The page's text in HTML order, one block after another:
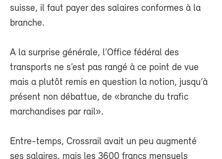
suisse, il faut payer des salaires conformes à la
branche.
A la surprise générale, l’Office fédéral des
transports ne s’est pas rangé à ce point de vue
mais a plutôt remis en question la notion, jusqu’à
présent non débattue, de «branche du trafic
marchandises par rail».
Entre-temps, Crossrail avait un peu augmenté
ses salaires, mais les 3600 francs mensuels